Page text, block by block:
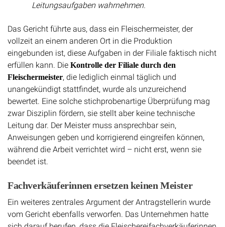
Leitungsaufgaben wahrnehmen.
Das Gericht führte aus, dass ein Fleischermeister, der
vollzeit an einem anderen Ort in die Produktion
eingebunden ist, diese Aufgaben in der Filiale faktisch nicht
erfüllen kann. Die Kontrolle der Filiale durch den
Fleischermeister, die lediglich einmal täglich und
unangekündigt stattfindet, wurde als unzureichend
bewertet. Eine solche stichprobenartige Überprüfung mag
zwar Disziplin fördern, sie stellt aber keine technische
Leitung dar. Der Meister muss ansprechbar sein,
Anweisungen geben und korrigierend eingreifen können,
während die Arbeit verrichtet wird – nicht erst, wenn sie
beendet ist.
Fachverkäuferinnen ersetzen keinen Meister
Ein weiteres zentrales Argument der Antragstellerin wurde
vom Gericht ebenfalls verworfen. Das Unternehmen hatte